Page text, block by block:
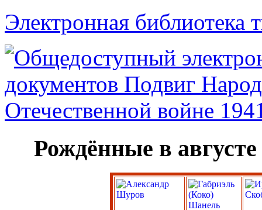
Электронная библиотека
Рождённые в августе